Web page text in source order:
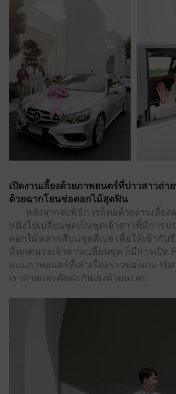
เปิดงานเลี้ยงด้วยภาพยนตร์ที่บ่าวสาวถ่า
ด้วยฉากโยนช่อดอกไม้สุดฟิน
หลังจากจบพิธีการก็ต่อด้วยงานเลี้ยงฉ
หมิงไปเปลี่ยนชุดเป็นชุดเจ้าสาวที่มีการป
ดอกไม้หลากสีบนชุดสีเบจ เพื่อให้เข้ากับ
ที่ทุกคนรอเจ้าสาวเปลี่ยนชุด ก็มีการเปิด
แบบภาพยนตร์ที่เล่าเรื่องราวของเกม
เราถ่ายและตัดต่อกันเองด้วยนะคะ